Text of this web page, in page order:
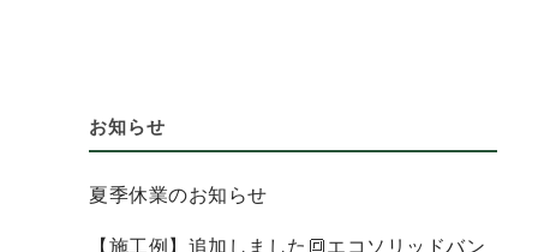
お知らせ
夏季休業のお知らせ
【施工例】追加しました🔳エコソリッドバン